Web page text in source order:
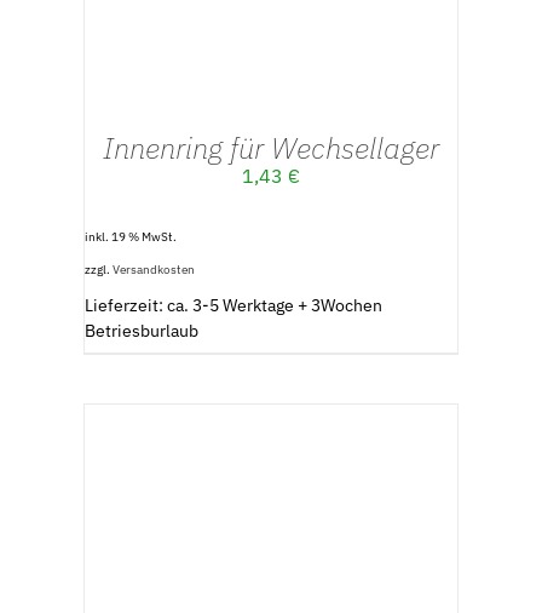
Innenring für Wechsellager
1,43 €
inkl. 19 % MwSt.
zzgl. Versandkosten
Lieferzeit: ca. 3-5 Werktage + 3Wochen
Betriesburlaub